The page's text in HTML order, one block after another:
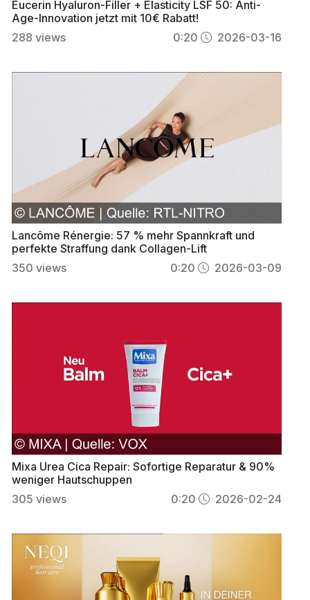
Eucerin Hyaluron-Filler + Elasticity LSF 50: Anti-
Age-Innovation jetzt mit 10€ Rabatt!
288 views 0:20 2026-03-16
Lancôme Rénergie: 57 % mehr Spannkraft und
perfekte Straffung dank Collagen-Lift
350 views 0:20 2026-03-09
Mixa Urea Cica Repair: Sofortige Reparatur & 90%
weniger Hautschuppen
305 views 0:20 2026-02-24